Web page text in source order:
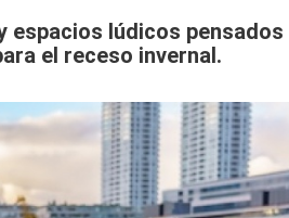
espacios lúdicos pensados
el receso invernal.